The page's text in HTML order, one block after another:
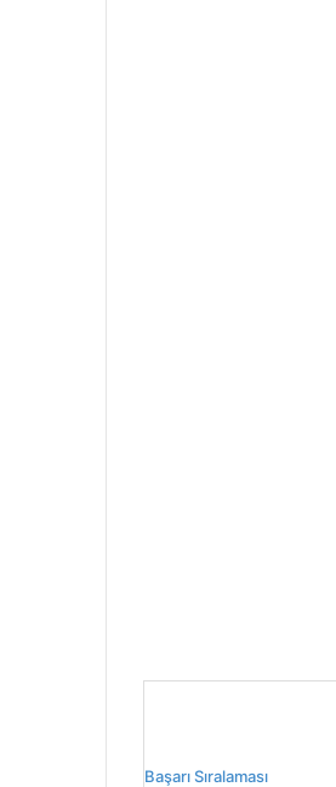
Başarı Sıralaması